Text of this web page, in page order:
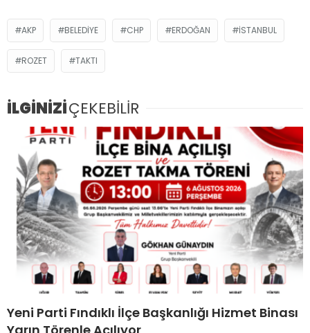
AKP BELEDIYE CHP ERDOĞAN ISTANBUL
ROZET TAKTI
İLGİNİZİÇEKEBİLİR
Yeni Parti Fındıklı İlçe Başkanlığı Hizmet Binası